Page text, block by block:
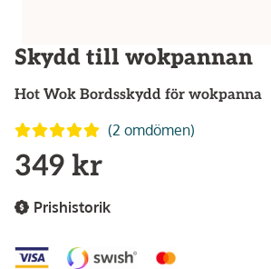
Skydd till wokpannan
Hot Wok Bordsskydd för wokpanna
(2 omdömen)
349 kr
Prishistorik